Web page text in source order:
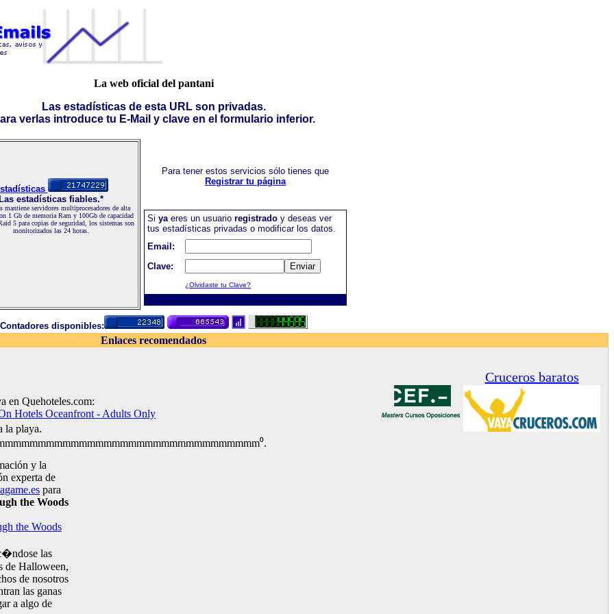
La web oficial del pantani
Las estadísticas de esta URL son privadas.
verlas introduce tu E-Mail y clave en el formulario inferior.
Las estadísticas fiables.*
mantiene servidores multiprocesadores de alta
1 Gb de memoria Ram y 100Gb de capacidad
5 para copias de seguridad, los sistemas son
monitorizados las 24 horas.
Para tener estos servicios sólo tienes que
Registrar tu página
Si yaeres un usuario registrado y deseas ver
tus estadísticas privadas o modificar los datos.
Email:
Clave:
¿Olvidaste tu Clave?
Contadores disponibles:
Enlaces recomendados
en Quehoteles.com:
Hotels Oceanfront - Adults Only
la playa.
Cruceros baratos
y la
experta de
para
the Woods
the Woods
las
de Halloween,
de nosotros
las ganas
a algo de